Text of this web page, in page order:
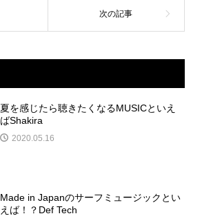
夏を感じたら聴きたくなるMUSICといえ
ばShakira
2020.05.16
Made in Japanのサーフミュージックとい
えば！？Def Tech